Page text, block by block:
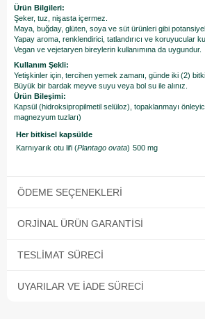
Ürün Bilgileri:
Şeker, tuz, nişasta içermez.
Maya, buğday, glüten, soya ve süt ürünleri gibi
Yapay aroma, renklendirici, tatlandırıcı ve koruyucular
Vegan ve vejetaryen bireylerin kullanımına da uygundur.
Kullanım Şekli:
Yetişkinler için, tercihen yemek zamanı, günde iki (2)
Büyük bir bardak meyve suyu veya bol su ile alınız.
Ürün Bileşimi:
Kapsül (hidroksipropilmetil selüloz), topaklanmayı
magnezyum tuzları)
Her bitkisel kapsülde
Karnıyarık otu lifi (Plantago ovata) 500 mg
ÖDEME SEÇENEKLERI
ORJINAL ÜRÜN GARANTISI
TESLIMAT SÜRECI
UYARILAR VE İADE SÜRECI